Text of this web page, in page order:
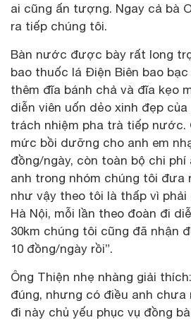
ai cũng ấn tượng. Ngay cả bà
ra tiếp chúng tôi.
Bàn nước được bày rất long
bao thuốc lá Điện Biên bao
thêm đĩa bánh chả và đĩa kẹo
diễn viên uốn dẻo xinh đẹp
trách nhiệm pha trà tiếp nước.
mức bồi dưỡng cho anh em
đồng/ngày, còn toàn bộ chi phí
anh trong nhóm chúng tôi đưa
như vậy theo tôi là thấp vì
Hà Nội, mỗi lần theo đoàn đi
30km chúng tôi cũng đã nhận
10 đồng/ngày rồi”.
Ông Thiện nhẹ nhàng giải
đúng, nhưng có điều anh chưa
đi này chủ yếu phục vụ đồng